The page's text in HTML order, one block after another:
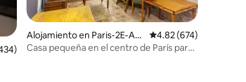
promedio: 4.91 de 5, 434 reseñas
Alojamiento en Paris-2E-Arr
ondissement
Calificación promedio:
4.82 (674)
Casa pequeña en el centro de París para